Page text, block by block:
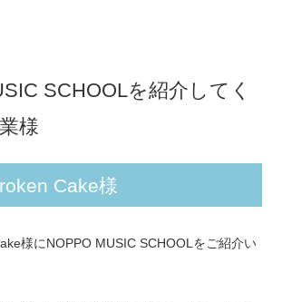
SCHOOLを紹介してく
様
Cake様
様にNOPPO MUSIC SCHOOLをご紹介い